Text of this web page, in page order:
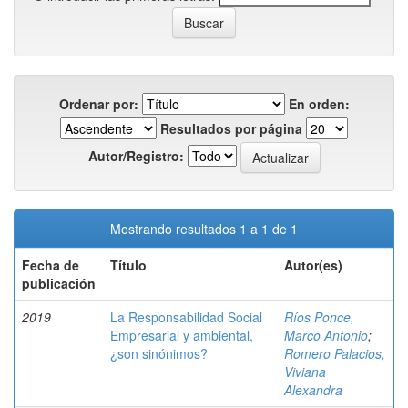
Ordenar por:
En orden:
Resultados por página
Autor/Registro:
Mostrando resultados 1 a 1 de 1
Fecha de
publicación
Título Autor(es)
2019
La Responsabilidad Social
Empresarial y ambiental,
¿son sinónimos?
Ríos Ponce,
Marco Antonio;
Romero Palacios,
Viviana
Alexandra